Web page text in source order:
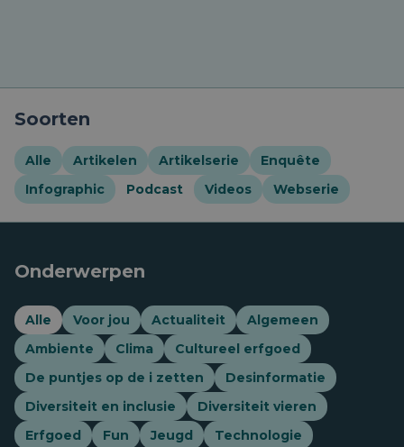
Soorten
Alle Artikelen Artikelserie
Enquête
Infographic
Podcast Videos Webserie
Onderwerpen
Alle Voor jou Actualiteit
Algemeen
Ambiente
Clima
Cultureel erfgoed
De puntjes op de i zetten
Desinformatie
Diversiteit en inclusie
Diversiteit vieren
Erfgoed
Fun Jeugd Technologie